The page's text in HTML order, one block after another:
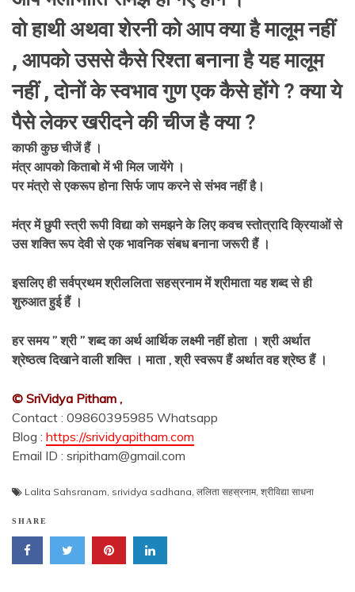
वो हाथी अथवा शेरनी को आप क्या है मालूम नहीं
, आपको उससे कैसे रिश्ता बनाना है यह मालूम
नहीं , दोनों के स्वभाव गुण एक कैसे होंगे ? क्या ये
पैसे लेकर खरीदने की चीज है क्या ?
काफी कुछ चीजें हैं ।
मंत्र आपको किताबो में भी मिल जायेंगे ।
पर मंत्रो से एकरूप होना सिर्फ जाप करने से संभव नहीं है।
मंत्र में छुपी स्त्री रूपी विद्या को समझने के लिए कवच स्तोत्रादि क्रियाओं से
उस शक्ति रूप देवी से एक भावनिक संबध बनाना जरूरी हैं ।
इसलिए ही सर्वप्रथम श्रीललिता सहस्रनाम में श्रीमाता यह शब्द से ही
शुरुआत हुई हैं ।
हर समय ” श्री ” शब्द का अर्थ आर्थिक लक्ष्मी नहीं होता । श्री अर्थात
श्रेष्ठत्व दिखाने वाली शक्ति । माता , श्री स्वरूप हैं अर्थात वह श्रेष्ठ हैं ।
© SriVidya Pitham ,
Contact : 09860395985 Whatsapp
Blog : https://srividyapitham.com
Email ID : sripitham@gmail.com
Lalita Sahsranam, srividya sadhana, ललिता सहस्रनाम, श्रीविद्या साधना
SHARE